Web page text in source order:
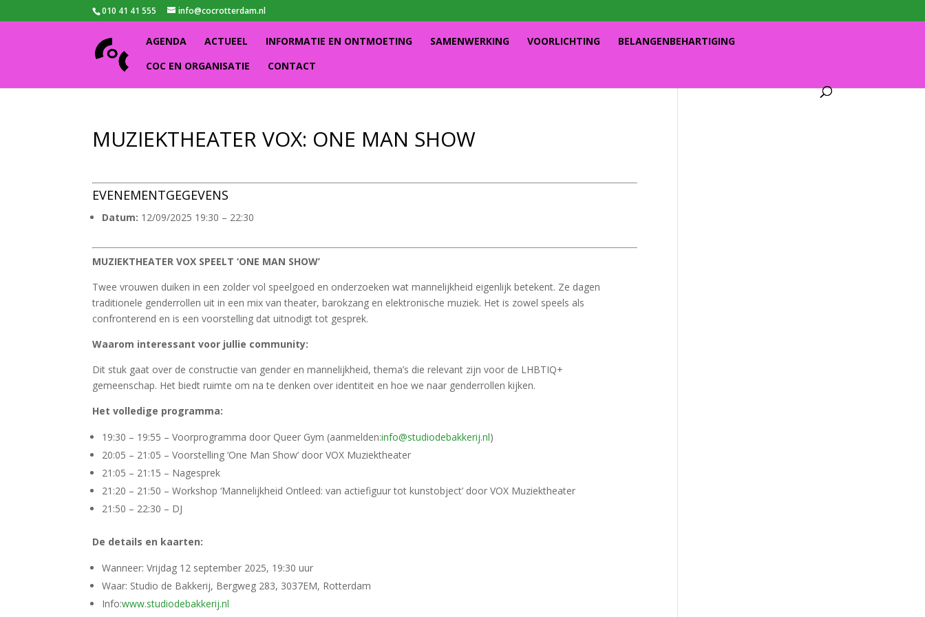
010 41 41 555 info@cocrotterdam.nl
AGENDA ACTUEEL INFORMATIE EN ONTMOETING SAMENWERKING VOORLICHTING
BELANGENBEHARTIGING
COC EN ORGANISATIE
CONTACT
MUZIEKTHEATER VOX: ONE MAN SHOW
EVENEMENTGEGEVENS
Datum: 12/09/2025 19:30 – 22:30
MUZIEKTHEATER VOX SPEELT ‘ONE MAN SHOW’
Twee vrouwen duiken in een zolder vol speelgoed en onderzoeken wat mannelijkheid eigenlijk betekent. Ze dagen
traditionele genderrollen uit in een mix van theater, barokzang en elektronische muziek. Het is zowel speels als
confronterend en is een voorstelling dat uitnodigt tot gesprek.
Waarom interessant voor jullie community:
Dit stuk gaat over de constructie van gender en mannelijkheid, thema’s die relevant zijn voor de LHBTIQ+
gemeenschap. Het biedt ruimte om na te denken over identiteit en hoe we naar genderrollen kijken.
Het volledige programma:
19:30 – 19:55 – Voorprogramma door Queer Gym (aanmelden:info@studiodebakkerij.nl)
20:05 – 21:05 – Voorstelling ‘One Man Show’ door VOX Muziektheater
21:05 – 21:15 – Nagesprek
21:20 – 21:50 – Workshop ‘Mannelijkheid Ontleed: van actiefiguur tot kunstobject’ door VOX Muziektheater
21:50 – 22:30 – DJ
De details en kaarten:
Wanneer: Vrijdag 12 september 2025, 19:30 uur
Waar: Studio de Bakkerij, Bergweg 283, 3037EM, Rotterdam
Info:www.studiodebakkerij.nl